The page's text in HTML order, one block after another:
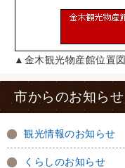
▲金木観光物産館位置図
市からのお知らせ
観光情報のお知らせ
くらしのお知らせ